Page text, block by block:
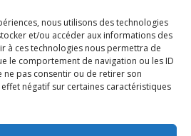
nous utilisons des technologies
et/ou accéder aux informations des
à ces technologies nous permettra de
le comportement de navigation ou les ID
ne pas consentir ou de retirer son
négatif sur certaines caractéristiques